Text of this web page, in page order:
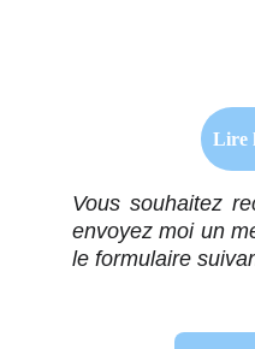
Lire
Vous souhaitez
envoyez moi un
le formulaire